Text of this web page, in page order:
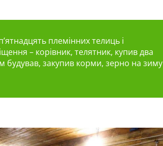
племінних телиць і
– корівник, телятник, купив два
будував, закупив корми, зерно на зиму